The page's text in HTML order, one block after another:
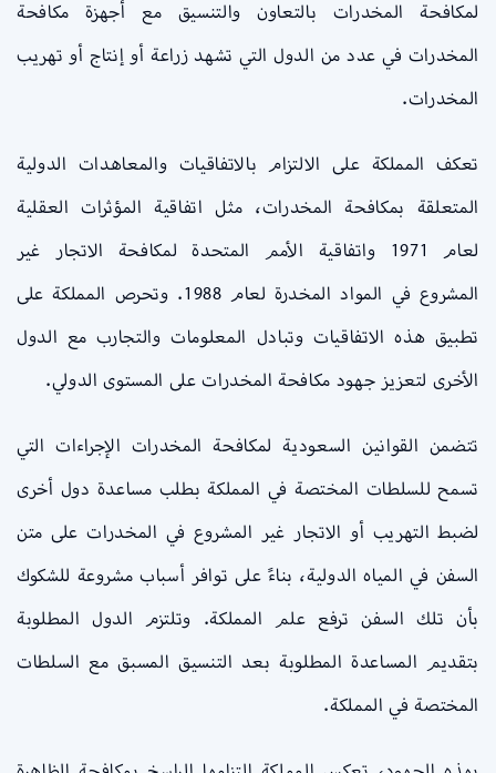
لمكافحة المخدرات بالتعاون والتنسيق مع أجهزة مكافحة
المخدرات في عدد من الدول التي تشهد زراعة أو إنتاج أو تهريب
المخدرات.
تعكف المملكة على الالتزام بالاتفاقيات والمعاهدات الدولية
المتعلقة بمكافحة المخدرات، مثل اتفاقية المؤثرات العقلية
لعام 1971 واتفاقية الأمم المتحدة لمكافحة الاتجار غير
المشروع في المواد المخدرة لعام 1988. وتحرص المملكة على
تطبيق هذه الاتفاقيات وتبادل المعلومات والتجارب مع الدول
الأخرى لتعزيز جهود مكافحة المخدرات على المستوى الدولي.
تتضمن القوانين السعودية لمكافحة المخدرات الإجراءات التي
تسمح للسلطات المختصة في المملكة بطلب مساعدة دول أخرى
لضبط التهريب أو الاتجار غير المشروع في المخدرات على متن
السفن في المياه الدولية، بناءً على توافر أسباب مشروعة للشكوك
بأن تلك السفن ترفع علم المملكة. وتلتزم الدول المطلوبة
بتقديم المساعدة المطلوبة بعد التنسيق المسبق مع السلطات
المختصة في المملكة.